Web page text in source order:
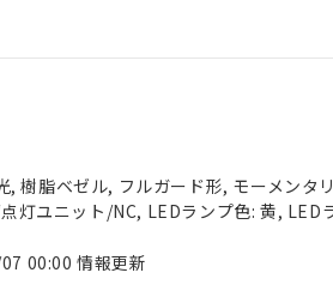
樹脂ベゼル, フルガード形, モーメンタ
灯ユニット/NC, LEDランプ色: 黄,
00:00 情報更新